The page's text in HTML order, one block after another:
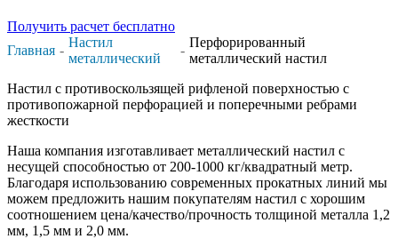
Получить расчет бесплатно
Главная
Настил
металлический
Перфорированный
металлический настил
Настил с противоскользящей рифленой поверхностью с
противопожарной перфорацией и поперечными ребрами
жесткости
Наша компания изготавливает металлический настил с
несущей способностью от 200-1000 кг/квадратный метр.
Благодаря использованию современных прокатных линий мы
можем предложить нашим покупателям настил с хорошим
соотношением цена/качество/прочность толщиной металла 1,2
мм, 1,5 мм и 2,0 мм.